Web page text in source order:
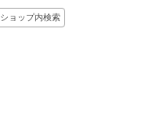
ショップ内検索